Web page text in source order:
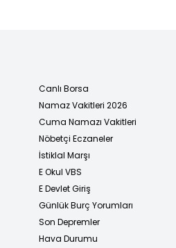
Canlı Borsa
Namaz Vakitleri 2026
Cuma Namazı Vakitleri
Nöbetçi Eczaneler
İstiklal Marşı
E Okul VBS
E Devlet Giriş
Günlük Burç Yorumları
Son Depremler
Hava Durumu